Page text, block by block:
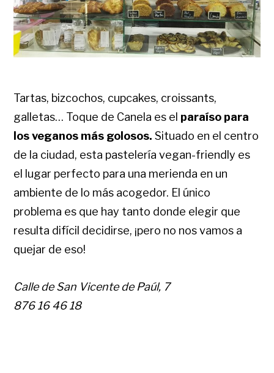
Tartas, bizcochos, cupcakes, croissants,
galletas… Toque de Canela es el paraíso para
los veganos más golosos. Situado en el centro
de la ciudad, esta pastelería vegan-friendly es
el lugar perfecto para una merienda en un
ambiente de lo más acogedor. El único
problema es que hay tanto donde elegir que
resulta difícil decidirse, ¡pero no nos vamos a
quejar de eso!
Calle de San Vicente de Paúl, 7
876 16 46 18